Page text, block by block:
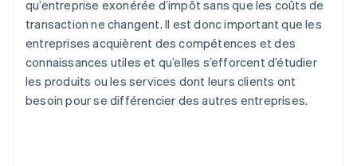
qu’entreprise exonérée d’impôt sans que les coûts de
transaction ne changent. Il est donc important que les
entreprises acquièrent des compétences et des
connaissances utiles et qu’elles s’efforcent d’étudier
les produits ou les services dont leurs clients ont
besoin pour se différencier des autres entreprises.